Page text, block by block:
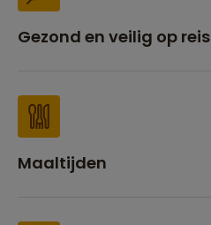
Gezond en veilig op reis
Maaltijden